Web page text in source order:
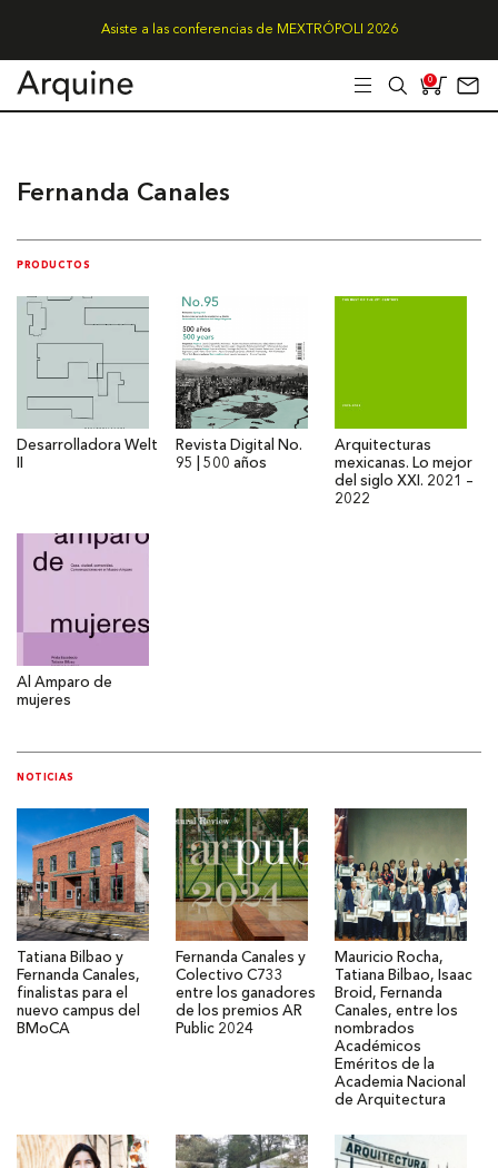
Asiste a las conferencias de MEXTRÓPOLI 2026
0
Fernanda Canales
PRODUCTOS
Desarrolladora Welt
Revista Digital No.
95 | 500 años
Arquitecturas
mexicanas. Lo mejor
del siglo XXI. 2021 –
2022
Al Amparo de
mujeres
NOTICIAS
Tatiana Bilbao y
Fernanda Canales,
finalistas para el
nuevo campus del
BMoCA
Fernanda Canales y
Colectivo C733
entre los ganadores
de los premios AR
Public 2024
Mauricio Rocha,
Tatiana Bilbao, Isaac
Broid, Fernanda
Canales, entre los
nombrados
Académicos
Eméritos de la
Academia Nacional
de Arquitectura